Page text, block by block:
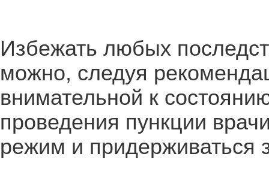
Избежать любых
можно, следуя
внимательной к
проведения пункции
режим и придерживаться